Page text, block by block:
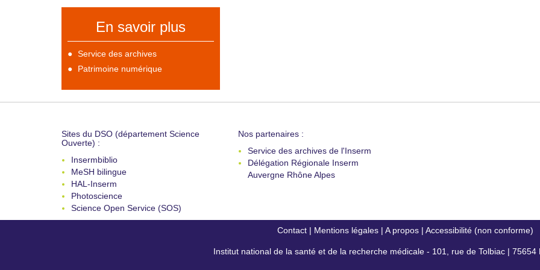
En savoir plus
Service des archives
Patrimoine numérique
Sites du DSO (département Science
Ouverte) :
Insermbiblio
MeSH bilingue
HAL-Inserm
Photoscience
Science Open Service (SOS)
Nos partenaires :
Service des archives de l'Inserm
Délégation Régionale Inserm
Auvergne Rhône Alpes
Contact| Mentions légales| A propos| Accessibilité (non conforme)
Institut national de la santé et de la recherche médicale - 101, rue de Tolbiac | 75654